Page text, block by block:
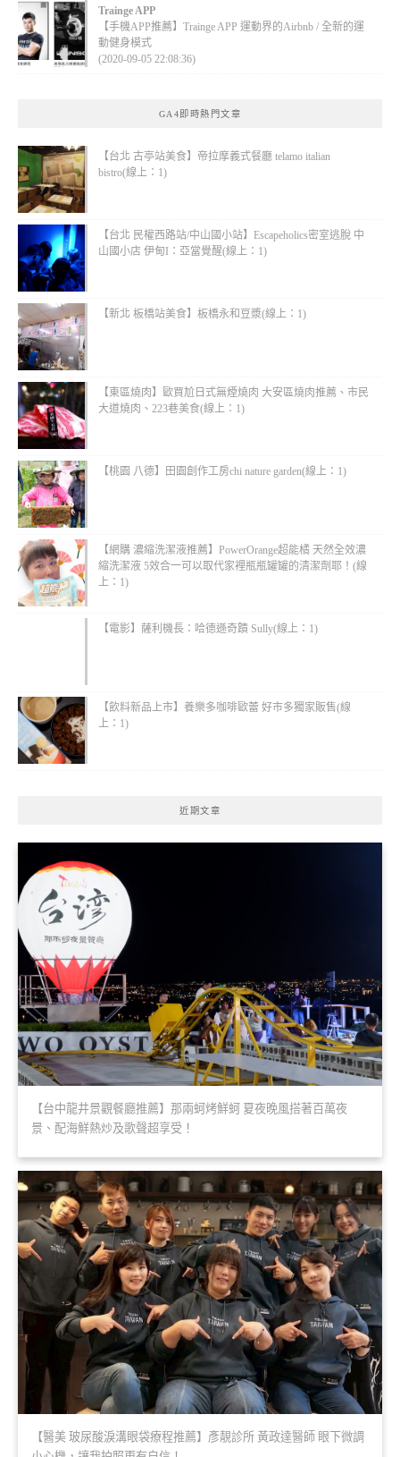
Trainge APP
【手機APP推薦】Trainge APP 運動界的Airbnb / 全新的運
動健身模式
(2020-09-05 22:08:36)
GA4即時熱門文章
【台北 古亭站美食】帝拉摩義式餐廳 telamo italian
bistro(線上：1)
【台北 民權西路站/中山國小站】Escapeholics密室逃脫 中
山國小店 伊甸I：亞當覺醒(線上：1)
【新北 板橋站美食】板橋永和豆漿(線上：1)
【東區燒肉】歐買尬日式無煙燒肉 大安區燒肉推薦、市民
大道燒肉、223巷美食(線上：1)
【桃園 八德】田園創作工房chi nature garden(線上：1)
【網購 濃縮洗潔液推薦】PowerOrange超能橘 天然全效濃
縮洗潔液 5效合一可以取代家裡瓶瓶罐罐的清潔劑耶！(線
上：1)
【電影】薩利機長：哈德遜奇蹟 Sully(線上：1)
【飲料新品上市】養樂多咖啡歐蕾 好市多獨家販售(線
上：1)
近期文章
【台中龍井景觀餐廳推薦】那兩蚵烤鮮蚵 夏夜晚風搭著百萬夜
景、配海鮮熱炒及歌聲超享受！
【醫美 玻尿酸淚溝眼袋療程推薦】彥靚診所 黃政達醫師 眼下微調